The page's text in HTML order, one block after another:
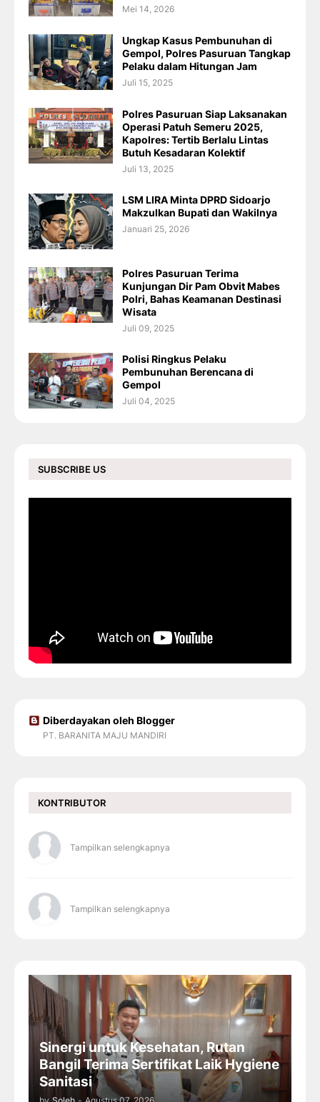
Mei 14, 2026
Ungkap Kasus Pembunuhan di
Gempol, Polres Pasuruan Tangkap
Pelaku dalam Hitungan Jam
Juli 15, 2025
Polres Pasuruan Siap Laksanakan
Operasi Patuh Semeru 2025,
Kapolres: Tertib Berlalu Lintas
Butuh Kesadaran Kolektif
Juli 13, 2025
LSM LIRA Minta DPRD Sidoarjo
Makzulkan Bupati dan Wakilnya
Januari 25, 2026
Polres Pasuruan Terima
Kunjungan Dir Pam Obvit Mabes
Polri, Bahas Keamanan Destinasi
Wisata
Juli 09, 2025
Polisi Ringkus Pelaku
Pembunuhan Berencana di
Gempol
Juli 04, 2025
SUBSCRIBE US
Diberdayakan oleh Blogger
PT. BARANITA MAJU MANDIRI
KONTRIBUTOR
Tampilkan selengkapnya
Tampilkan selengkapnya
Sinergi untuk Kesehatan, Rutan
Bangil Terima Sertifikat Laik Hygiene
Sanitasi